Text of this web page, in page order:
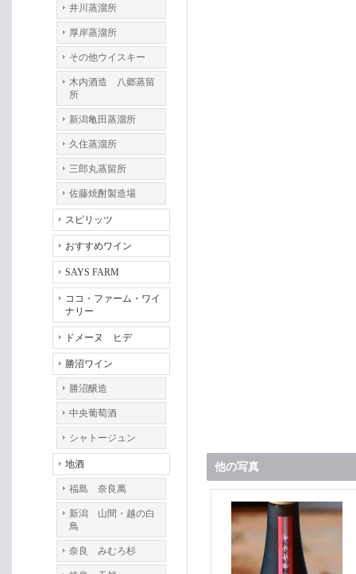
井川蒸溜所
厚岸蒸溜所
その他ウイスキー
木内酒造 八郷蒸留
所
新潟亀田蒸溜所
久住蒸溜所
三郎丸蒸留所
佐藤焼酎製造場
スピリッツ
おすすめワイン
SAYS FARM
ココ・ファーム・ワイ
ナリー
ドメーヌ ヒデ
勝沼ワイン
勝沼醸造
中央葡萄酒
シャトージュン
地酒
福島 奈良萬
新潟 山間・越の白
鳥
奈良 みむろ杉
他の写真